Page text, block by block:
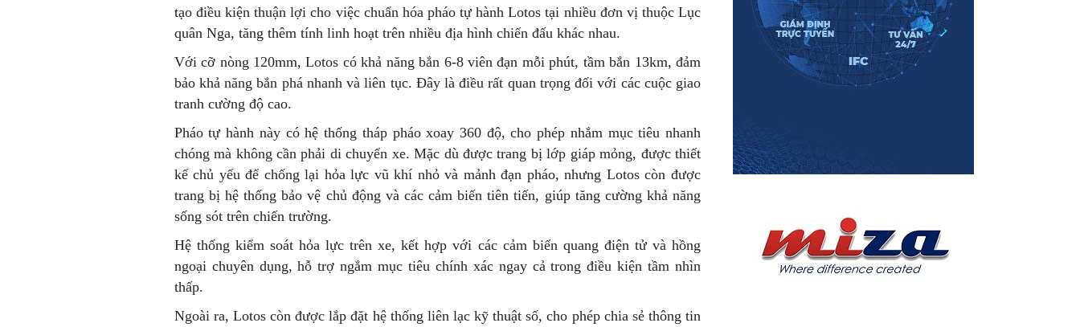
tạo điều kiện thuận lợi cho việc chuẩn hóa pháo tự hành Lotos tại nhiều đơn vị thuộc Lục
quân Nga, tăng thêm tính linh hoạt trên nhiều địa hình chiến đấu khác nhau.
Với cỡ nòng 120mm, Lotos có khả năng bắn 6-8 viên đạn mỗi phút, tầm bắn 13km, đảm
bảo khả năng bắn phá nhanh và liên tục. Đây là điều rất quan trọng đối với các cuộc giao
tranh cường độ cao.
Pháo tự hành này có hệ thống tháp pháo xoay 360 độ, cho phép nhắm mục tiêu nhanh
chóng mà không cần phải di chuyển xe. Mặc dù được trang bị lớp giáp mỏng, được thiết
kế chủ yếu để chống lại hỏa lực vũ khí nhỏ và mảnh đạn pháo, nhưng Lotos còn được
trang bị hệ thống bảo vệ chủ động và các cảm biến tiên tiến, giúp tăng cường khả năng
sống sót trên chiến trường.
Hệ thống kiểm soát hỏa lực trên xe, kết hợp với các cảm biến quang điện tử và hồng
ngoại chuyên dụng, hỗ trợ ngắm mục tiêu chính xác ngay cả trong điều kiện tầm nhìn
thấp.
Ngoài ra, Lotos còn được lắp đặt hệ thống liên lạc kỹ thuật số, cho phép chia sẻ thông tin